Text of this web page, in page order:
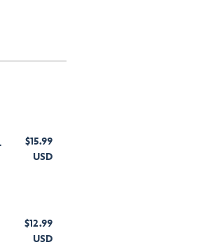
$15.99
USD
$12.99
USD